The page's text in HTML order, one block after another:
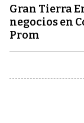
Gran Tierra
negocios en
Prom